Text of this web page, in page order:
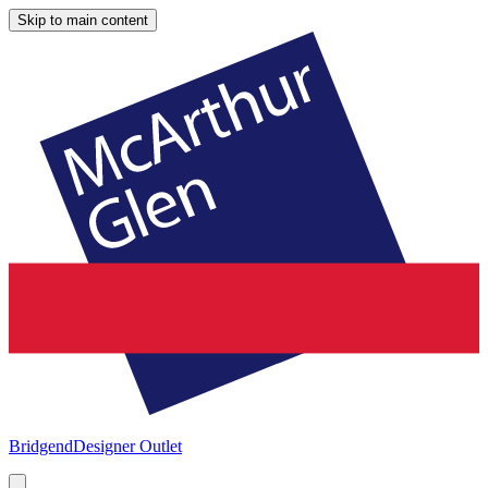
Skip to main content
BridgendDesigner Outlet